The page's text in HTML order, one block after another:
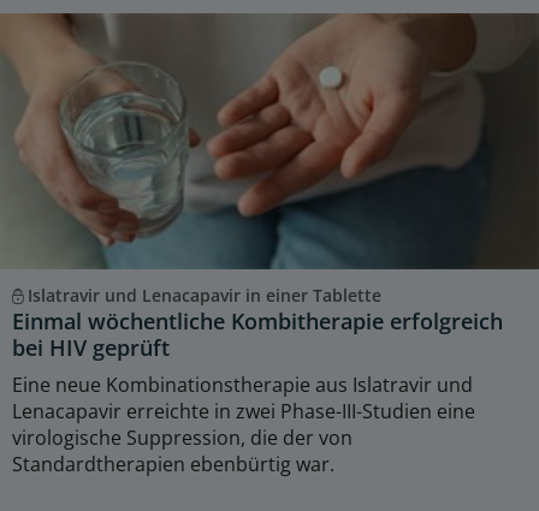
Islatravir und Lenacapavir in einer Tablette
Einmal wöchentliche Kombitherapie erfolgreich
bei HIV geprüft
Eine neue Kombinationstherapie aus Islatravir und
Lenacapavir erreichte in zwei Phase-III-Studien eine
virologische Suppression, die der von
Standardtherapien ebenbürtig war.